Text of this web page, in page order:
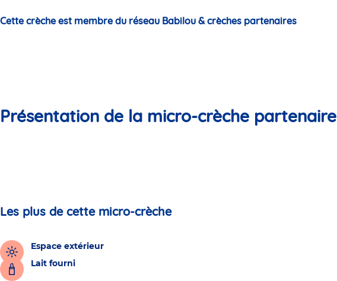
Cette crèche est membre du réseau Babilou & crèches partenaires
Présentation de la micro-crèche partenaire
Les plus de cette micro-crèche
Espace extérieur
Lait fourni